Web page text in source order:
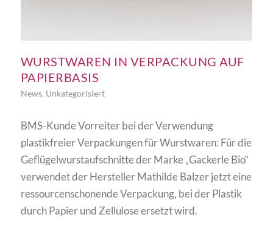
WURSTWAREN IN VERPACKUNG AUF
PAPIERBASIS
News, Unkategorisiert
BMS-Kunde Vorreiter bei der Verwendung
plastikfreier Verpackungen für Wurstwaren: Für die
Geflügelwurstaufschnitte der Marke „Gackerle Bio“
verwendet der Hersteller Mathilde Balzer jetzt eine
ressourcenschonende Verpackung, bei der Plastik
durch Papier und Zellulose ersetzt wird.